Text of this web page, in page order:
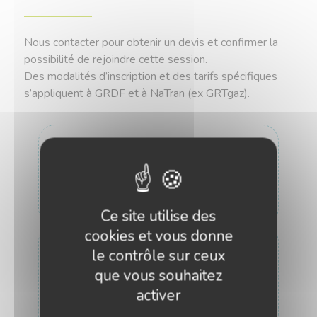
Nous contacter pour obtenir un devis et confirmer la
possibilité de rejoindre cette session.
Des modalités d’inscription et des tarifs spécifiques
s’appliquent à GRDF et à NaTran (ex GRTgaz).
Télécharger le programme des
Vous avez besoin d’un devis
? Des questions sur nos
formations ? Les dates ne
Ce site utilise des
cookies et vous donne
le contrôle sur ceux
que vous souhaitez
activer